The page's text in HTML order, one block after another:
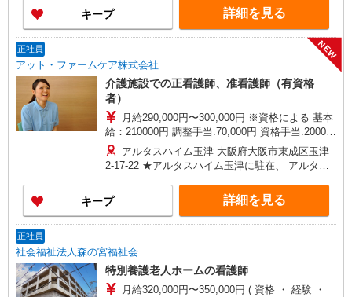
ていただきます。
キープ 詳細を見る
正社員
アット・ファームケア株式会社
NEW
介護施設での正看護師、准看護師（有資格
者）
月給290,000円〜300,000円 ※資格による 基本
給：210000円 調整手当:70,000円 資格手当:20000
円（正看）,10000円（准看） 別途 住宅手
当:3,000円 扶養手当:2,000円（１人につき）あり
昇給年1回、賞与年2回支給
アルタスハイム玉津 大阪府大阪市東成区玉津
2-17-22 ★アルタスハイム玉津に駐在、 アルタス
問していただきます。
キープ 詳細を見る
正社員
社会福祉法人森の宮福祉会
特別養護老人ホームの看護師
月給320,000円〜350,000円 ( 資格 ・ 経験 ・